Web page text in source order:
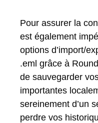
Pour assurer la
est également
options d’import/
.eml grâce à
de sauvegarder
importantes
sereinement d’un
perdre vos